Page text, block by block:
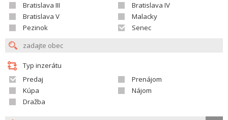
Bratislava III
Bratislava IV
Bratislava V
Malacky
Pezinok
Senec
Typ inzerátu
Predaj
Prenájom
Kúpa
Nájom
Dražba